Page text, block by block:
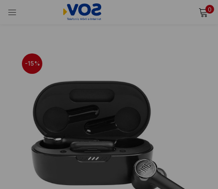
0
INICIAR SESIÓN
Alternative:
Recordarme
Iniciar Sesión
¿Olvidaste tu contraseña?
-15%